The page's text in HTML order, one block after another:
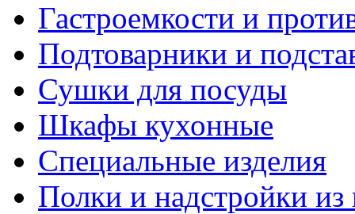
Гастроемкости и
Подтоварники и
Сушки для посуды
Шкафы кухонные
Специальные изделия
Полки и надстройки из